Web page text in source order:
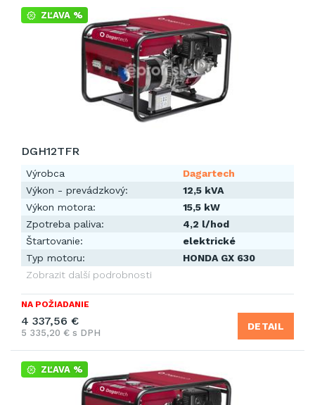
ZĽAVA %
DGH12TFR
Výrobca
Dagartech
Výkon - prevádzkový:
12,5 kVA
Výkon motora:
15,5 kW
Zpotreba paliva:
4,2 l/hod
Štartovanie:
elektrické
Typ motoru:
HONDA GX 630
Zobrazit další podrobnosti
NA POŽIADANIE
4 337,56 €
5 335,20 € s DPH
DETAIL
ZĽAVA %